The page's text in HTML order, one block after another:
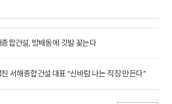
합건설, 방배동에 깃발 꽂는다
서해종합건설 대표 “신바람 나는 직장 만든다”